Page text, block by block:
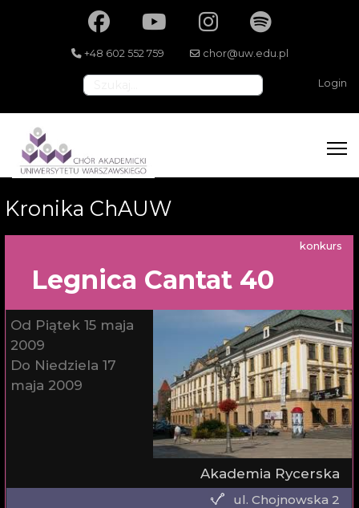
+48 602 552 759 chor@uw.edu.pl
Login
Szukaj
Kronika ChAUW
Legnica Cantat 40
konkurs
Akademia Rycerska
ul. Chojnowska 2
Od Piątek 15 maja
2009
Do Niedziela 17
maja 2009